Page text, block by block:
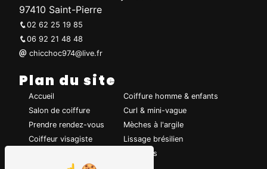
97410 Saint-Pierre
02 62 25 19 85
06 92 21 48 48
chicchoc974@live.fr
Plan du site
Accueil
Salon de coiffure
Prendre rendez-vous
Coiffeur visagiste
Coiffure homme & enfants
Curl & mini-vague
Mèches à l'argile
Lissage brésilien
Chignons